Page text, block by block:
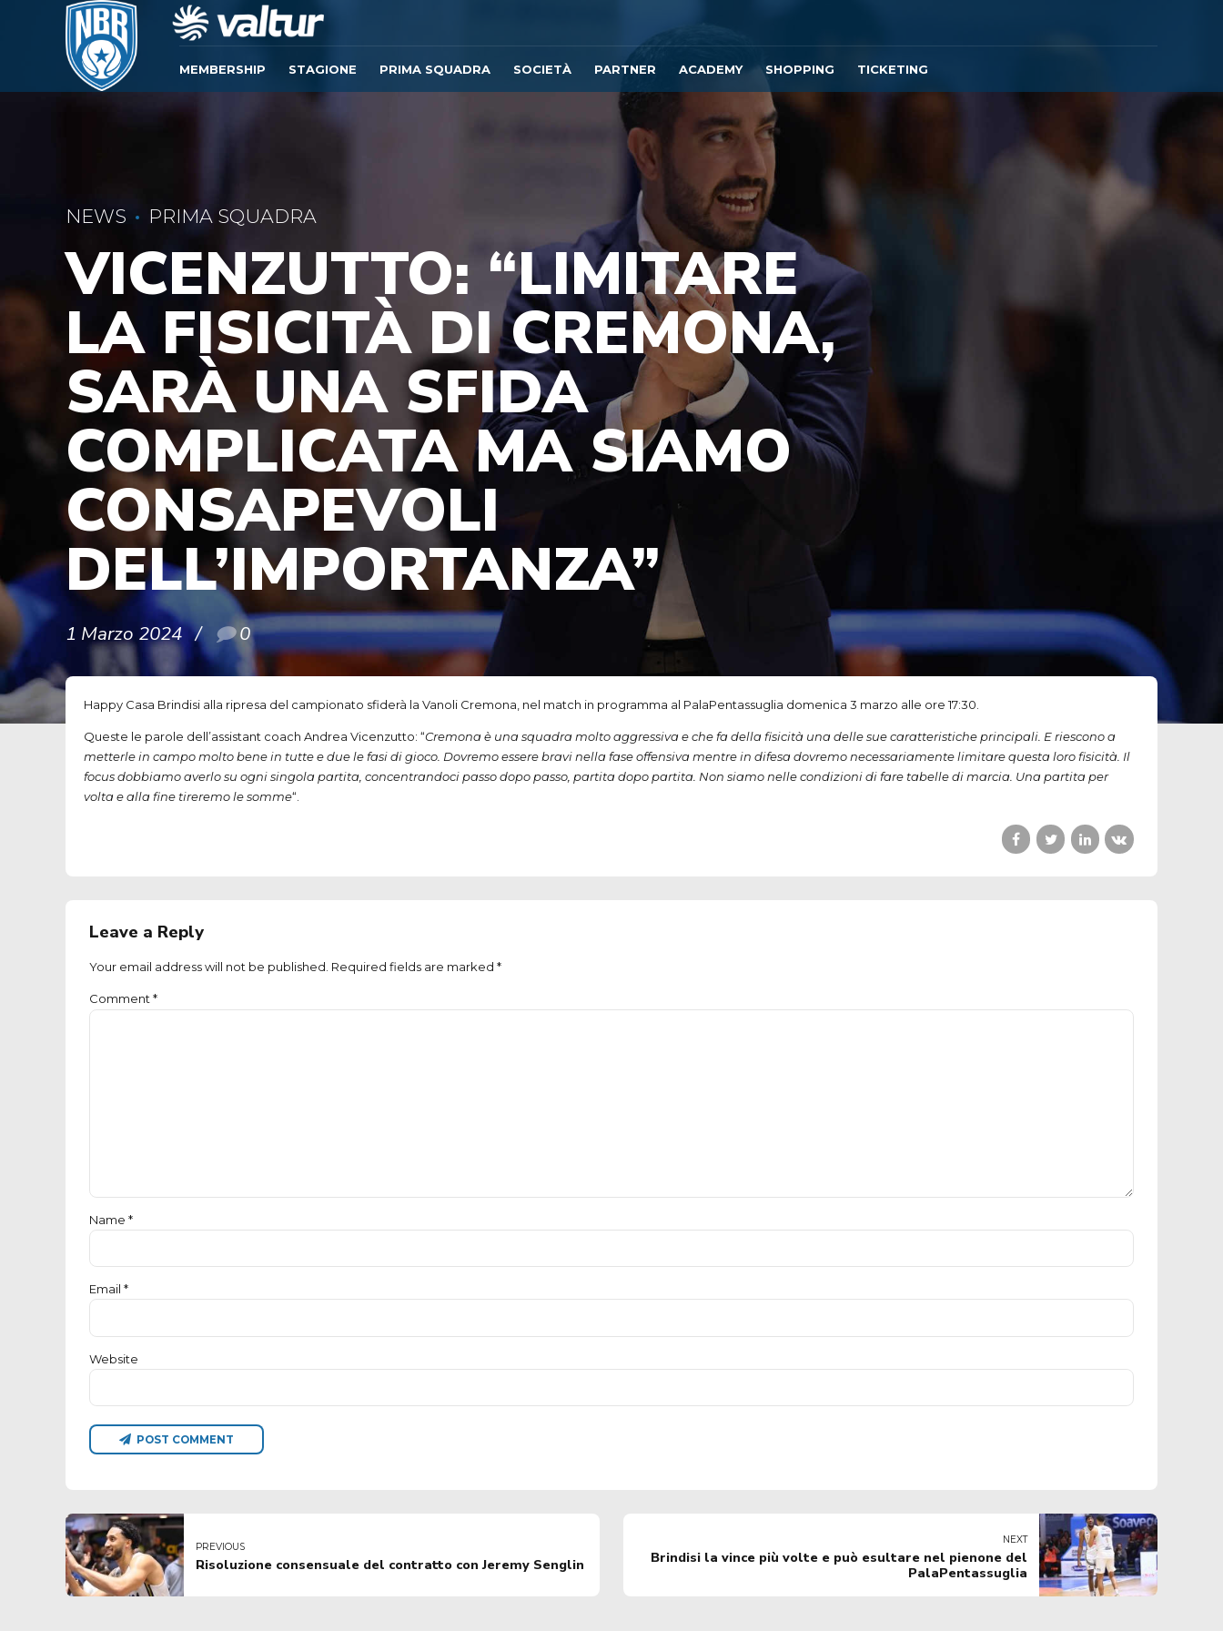
MEMBERSHIP STAGIONE PRIMA SQUADRA SOCIETÀ PARTNER ACADEMY SHOPPING TICKETING
NEWS PRIMA SQUADRA
VICENZUTTO: “LIMITARE
LA FISICITÀ DI CREMONA,
SARÀ UNA SFIDA
COMPLICATA MA SIAMO
CONSAPEVOLI
DELL’IMPORTANZA”
1 Marzo 2024 0
Happy Casa Brindisi alla ripresa del campionato sfiderà la Vanoli Cremona, nel match in programma al PalaPentassuglia domenica 3 marzo alle ore 17:30.
Queste le parole dell’assistant coach Andrea Vicenzutto: “Cremona è una squadra molto aggressiva e che fa della fisicità una delle sue caratteristiche principali. E riescono a
metterle in campo molto bene in tutte e due le fasi di gioco. Dovremo essere bravi nella fase offensiva mentre in difesa dovremo necessariamente limitare questa loro fisicità. Il
focus dobbiamo averlo su ogni singola partita, concentrandoci passo dopo passo, partita dopo partita. Non siamo nelle condizioni di fare tabelle di marcia. Una partita per
volta e alla fine tireremo le somme“.
Leave a Reply
Your email address will not be published. Required fields are marked *
Comment *
Name *
Email *
Website
POST COMMENT
PREVIOUS
Risoluzione consensuale del contratto con Jeremy Senglin
NEXT
Brindisi la vince più volte e può esultare nel pienone del
PalaPentassuglia